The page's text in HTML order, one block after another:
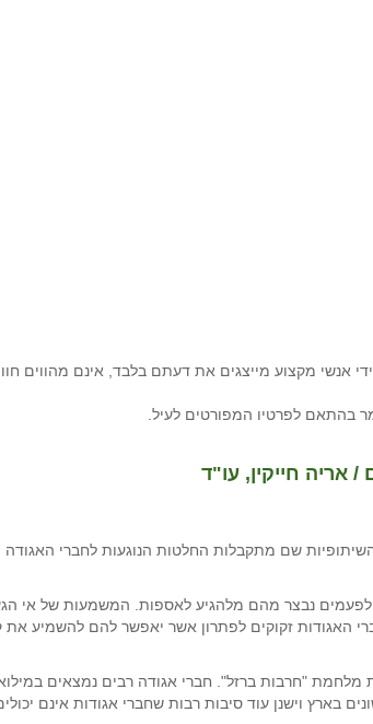
אנשי מקצוע מייצגים את דעתם בלבד, אינם
בהתאם לפרטיו המפורטים לעיל.
אריה חייקין, עו"ד
שם מתקבלות החלטות הנוגעות לחברי
נבצר מהם מלהגיע לאספות. המשמעות של אי
האגודות זקוקים לפתרון אשר יאפשר להם להשמיע את
"חרבות ברזל". חברי אגודה רבים נמצאים
בארץ וישנן עוד סיבות רבות שחברי אגודות אינם